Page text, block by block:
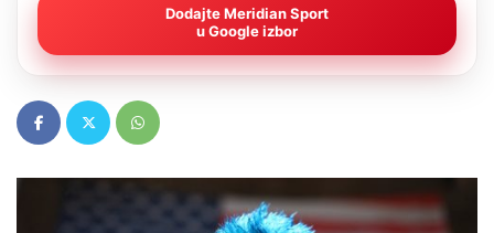
Dodajte Meridian Sport
u Google izbor